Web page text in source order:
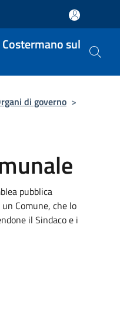
sul
di governo >
pubblica
Comune, che lo
il Sindaco e i